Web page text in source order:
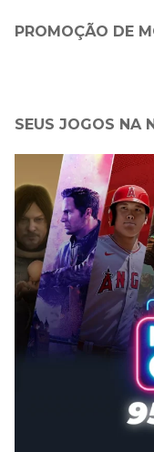
PROMOÇÃO DE
SEUS JOGOS NA